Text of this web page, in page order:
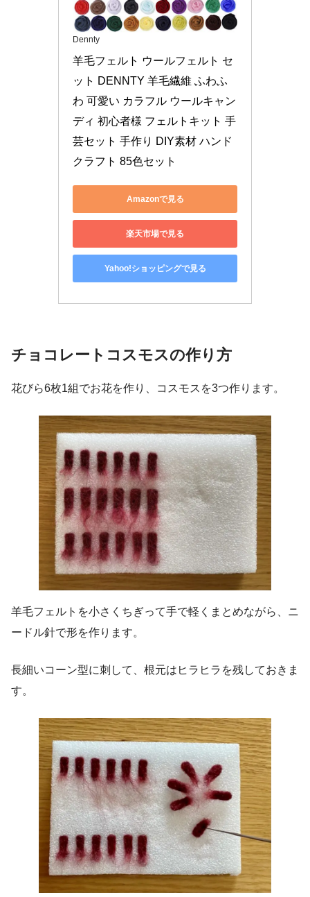
Dennty
羊毛フェルト ウールフェルト セ
ット DENNTY 羊毛繊維 ふわふ
わ 可愛い カラフル ウールキャン
ディ 初心者様 フェルトキット 手
芸セット 手作り DIY素材 ハンド
クラフト 85色セット
Amazonで見る
楽天市場で見る
Yahoo!ショッピングで見る
チョコレート コスモスの作り方
花びら6枚1組でお花を作り、コスモスを3つ作ります。
羊毛フェルトを小さくちぎって手で軽くまとめながら、ニ
ードル針で形を作ります。
長細いコーン型に刺して、根元はヒラヒラを残しておきま
す。